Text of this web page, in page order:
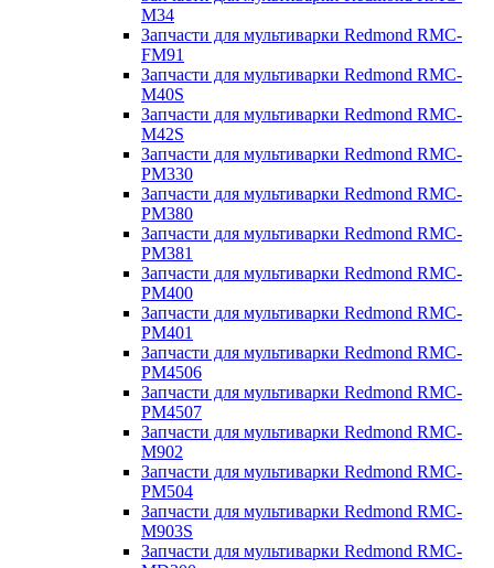
M34
Запчасти для мультиварки Redmond RMC-
FM91
Запчасти для мультиварки Redmond RMC-
M40S
Запчасти для мультиварки Redmond RMC-
M42S
Запчасти для мультиварки Redmond RMC-
PM330
Запчасти для мультиварки Redmond RMC-
PM380
Запчасти для мультиварки Redmond RMC-
PM381
Запчасти для мультиварки Redmond RMC-
PM400
Запчасти для мультиварки Redmond RMC-
PM401
Запчасти для мультиварки Redmond RMC-
PM4506
Запчасти для мультиварки Redmond RMC-
PM4507
Запчасти для мультиварки Redmond RMC-
M902
Запчасти для мультиварки Redmond RMC-
PM504
Запчасти для мультиварки Redmond RMC-
M903S
Запчасти для мультиварки Redmond RMC-